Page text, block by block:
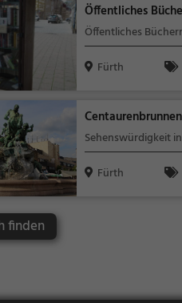
Öffentliches
Fürth
Öffentliches
(Altstadt)
Fürth
Centaurenbrunnen
Sehenswürdigkeit
Fürth
finden